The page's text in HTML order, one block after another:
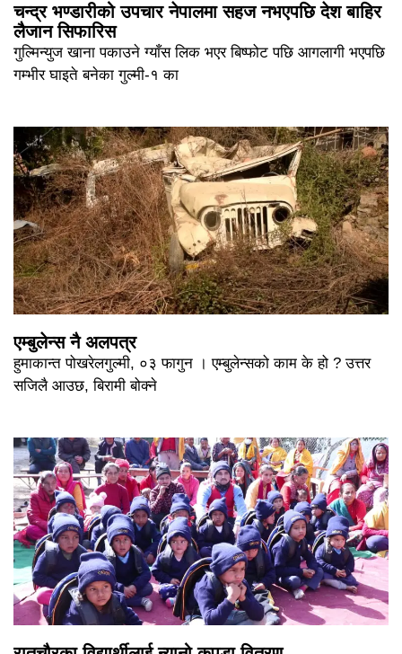
चन्द्र भण्डारीको उपचार नेपालमा सहज नभएपछि देश बाहिर
लैजान सिफारिस
गुल्मिन्युज खाना पकाउने ग्याँस लिक भएर बिष्फोट पछि आगलागी भएपछि
गम्भीर घाइते बनेका गुल्मी-१ का
एम्बुलेन्स नै अलपत्र
हुमाकान्त पोखरेलगुल्मी, ०३ फागुन । एम्बुलेन्सको काम के हो ? उत्तर
सजिलै आउछ, बिरामी बोक्ने